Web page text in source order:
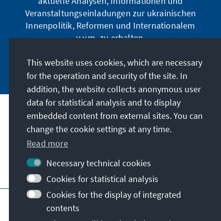
Veranstaltungseinladungen zur ukrainischen
Innenpolitik, Reformen und Internationalem
u.v.m. zu erhalten.
Jetzt abonnieren
Address
Contact
Visit also
Main page of KAS Imprint
Data protection
Terms of use
This website uses cookies, which are necessary
for the operation and security of the site. In
addition, the website collects anonymous user
data for statistical analysis and to display
embedded content from external sites. You can
change the cookie settings at any time.
Read more
Necessary technical cookies
Cookies for statistical analysis
Cookies for the display of integrated
contents